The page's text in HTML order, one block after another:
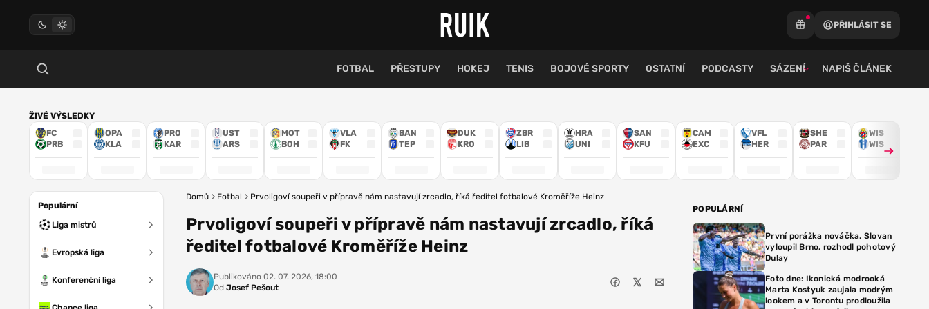
PŘIHLÁSIT SE
FOTBAL PŘESTUPY HOKEJ TENIS BOJOVÉ SPORTY OSTATNÍ PODCASTY SÁZENÍ NAPIŠ ČLÁNEK
ŽIVÉ VÝSLEDKY
FC
PRB
OPA
KLA
PRO
KAR
UST
ARS
MOT
BOH
VLA
FK
BAN
TEP
DUK
KRO
ZBR
LIB
HRA
UNI
SAN
KFU
CAM
EXC
VFL
HER
SHE
PAR
WIS
WIS
Populární
Liga mistrů
Evropská liga
Konferenční liga
Domů Fotbal Prvoligoví soupeři v přípravě nám nastavují zrcadlo, říká ředitel fotbalové Kroměříže Heinz
Prvoligoví soupeři v přípravě nám nastavují zrcadlo, říká
ředitel fotbalové Kroměříže Heinz
Publikováno 02. 07. 2026, 18:00
Od Josef Pešout
POPULÁRNÍ
První porážka nováčka. Slovan
vyloupil Brno, rozhodl pohotový
Dulay
Foto dne: Ikonická modrooká
Marta Kostyuk zaujala modrým
lookem a v Torontu prodloužila